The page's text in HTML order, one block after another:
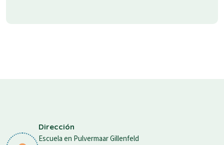
Dirección
Escuela en Pulvermaar Gillenfeld